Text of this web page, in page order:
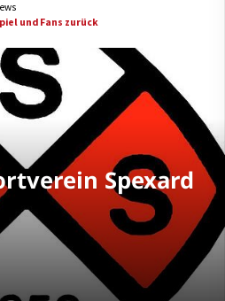
und Fans zurück
Spexard